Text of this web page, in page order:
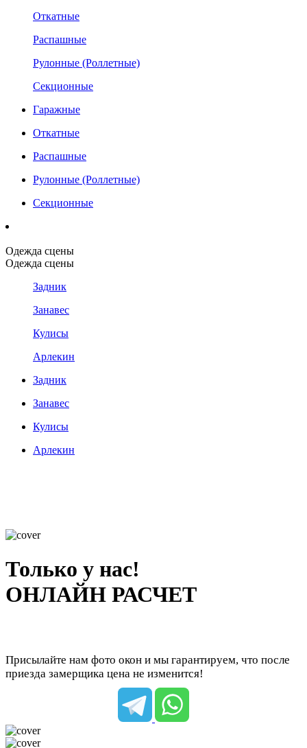
Откатные
Распашные
Рулонные (Роллетные)
Секционные
Гаражные
Откатные
Распашные
Рулонные (Роллетные)
Секционные
Одежда сцены
Одежда сцены
Задник
Занавес
Кулисы
Арлекин
Задник
Занавес
Кулисы
Арлекин
Только у нас!
ОНЛАЙН РАСЧЕТ
Присылайте нам фото окон и мы гарантируем, что после
приезда замерщика цена не изменится!